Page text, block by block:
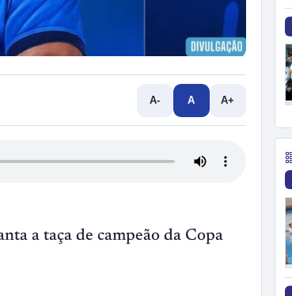
A- A A+
a taça de campeão da Copa